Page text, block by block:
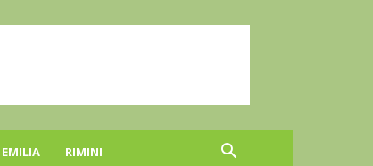
EMILIA RIMINI